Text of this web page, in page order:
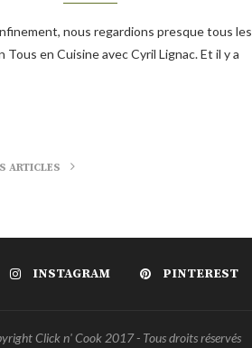
nous regardions presque tous les
Tous en Cuisine avec Cyril Lignac. Et il y a
ARTICLES
INSTAGRAM PINTEREST
Click n' Cook 2017 - Tous droits réservés